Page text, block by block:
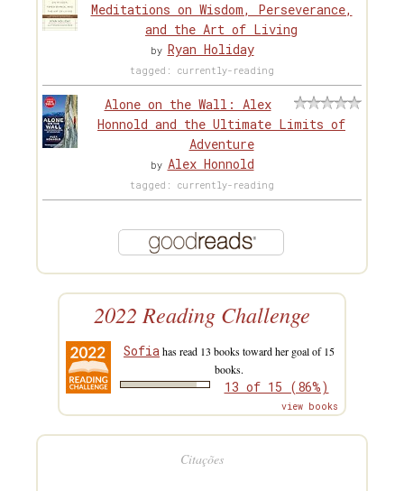
Meditations on Wisdom, Perseverance,
and the Art of Living
by Ryan Holiday
tagged: currently-reading
Alone on the Wall: Alex
Honnold and the Ultimate Limits of
Adventure
by Alex Honnold
tagged: currently-reading
2022 Reading Challenge
Sofiahas read 13 books toward her goal of 15
books.
13 of 15 (86%)
view books
Citações